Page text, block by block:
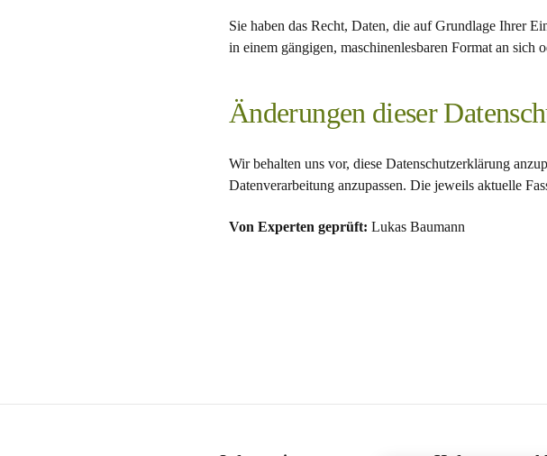
Sie haben das Recht, Daten, die auf Grundlage Ihrer
in einem gängigen, maschinenlesbaren Format an sich
Änderungen dieser
Wir behalten uns vor, diese Datenschutzerklärung
Datenverarbeitung anzupassen. Die jeweils aktuelle
Von Experten geprüft: Lukas Baumann